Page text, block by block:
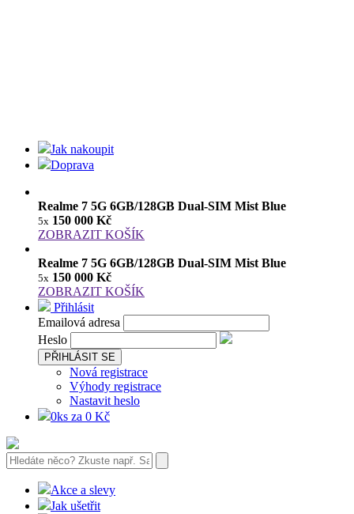
Jak nakoupit
Doprava
Realme 7 5G 6GB/128GB Dual-SIM Mist Blue
5x 150 000 Kč
ZOBRAZIT KOŠÍK
Realme 7 5G 6GB/128GB Dual-SIM Mist Blue
5x 150 000 Kč
ZOBRAZIT KOŠÍK
Přihlásit
Emailová adresa
Heslo
PŘIHLÁSIT SE
Nová registrace
Výhody registrace
Nastavit heslo
0ks za 0 Kč
Akce a slevy
Jak ušetřit